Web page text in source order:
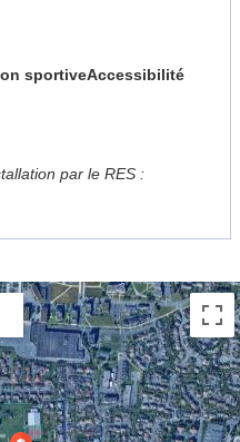
sportiveAccessibilité
par le RES :